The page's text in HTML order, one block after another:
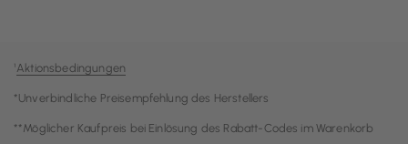
¹Aktionsbedingungen
*Unverbindliche Preisempfehlung des Herstellers
**Möglicher Kaufpreis bei Einlösung des Rabatt-Codes im Warenkorb